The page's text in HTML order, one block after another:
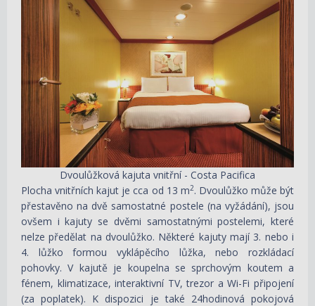
Dvoulůžková kajuta vnitřní - Costa Pacifica
Plocha vnitřních kajut je cca od 13 m2. Dvoulůžko může být
přestavěno na dvě samostatné postele (na vyžádání), jsou
ovšem i kajuty se dvěmi samostatnými postelemi, které
nelze předělat na dvoulůžko. Některé kajuty mají 3. nebo i
4. lůžko formou vyklápěcího lůžka, nebo rozkládací
pohovky. V kajutě je koupelna se sprchovým koutem a
fénem, klimatizace, interaktivní TV, trezor a Wi-Fi připojení
(za poplatek). K dispozici je také 24hodinová pokojová